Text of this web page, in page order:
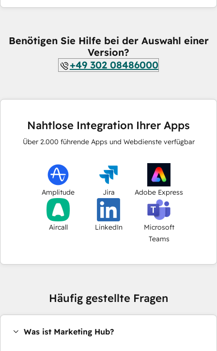
Benötigen Sie Hilfe bei der Auswahl einer
Version?
+49 302 08486000
Nahtlose Integration Ihrer Apps
Über 2.000 führende Apps und Webdienste verfügbar
Amplitude Jira Adobe Express
Aircall LinkedIn
Microsoft
Teams
Häufig gestellte Fragen
Was ist Marketing Hub?